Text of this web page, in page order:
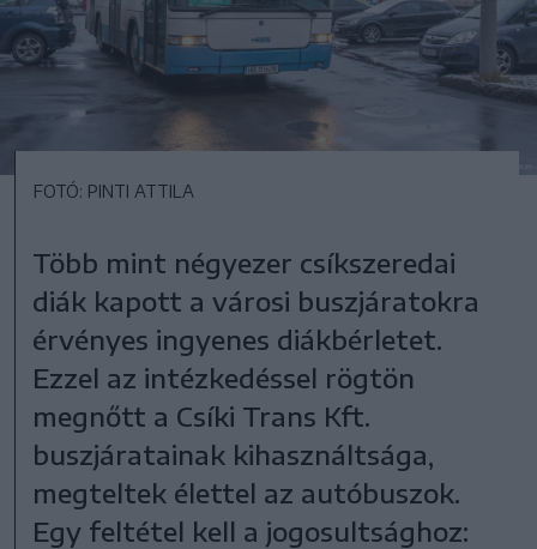
FOTÓ: PINTI ATTILA
Több mint négyezer csíkszeredai
diák kapott a városi buszjáratokra
érvényes ingyenes diákbérletet.
Ezzel az intézkedéssel rögtön
megnőtt a Csíki Trans Kft.
buszjáratainak kihasználtsága,
megteltek élettel az autóbuszok.
Egy feltétel kell a jogosultsághoz: